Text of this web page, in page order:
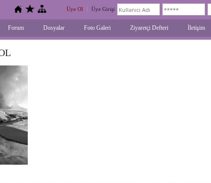
Üye Ol Üye Girişi
Forum Dosyalar Foto Galeri Ziyaretçi Defteri İletişim